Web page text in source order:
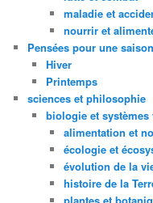
maladie et
nourrir et
Pensées pour une saison
Hiver
Printemps
sciences et philosophie
biologie et systèmes
alimentation et
écologie et
évolution de la
histoire de la